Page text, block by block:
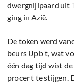
dwergnijlpaard uit
ging in Azië.
De token werd
beurs Upbit, wat
één dag tijd wist
procent te stijgen.